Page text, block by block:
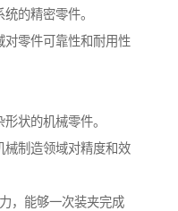
的精密零件。
零件可靠性和耐用性
状的机械零件。
制造领域对精度和效
，能够一次装夹完成